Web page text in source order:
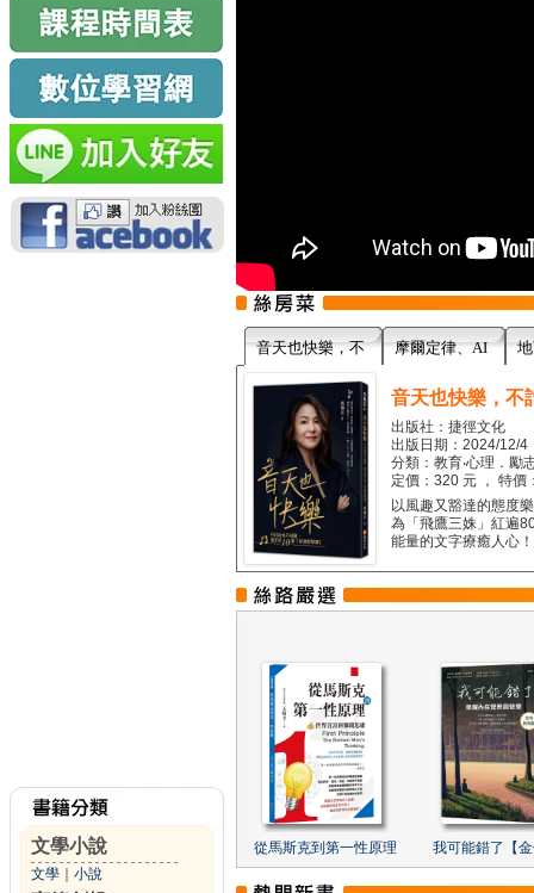
文學小說
文學 小說
音天也快樂，不 摩爾定律、AI
音天也快樂，不
出版社：捷徑文化
出版日期：2024/12/4
分類：教育‧心理．勵
定價：320 元 ， 特價
以風趣又豁達的態度
為「飛鷹三姝」紅遍
能量的文字療癒人心
從馬斯克到第一性原理 我可能錯了【